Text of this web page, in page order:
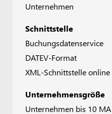
Unternehmen
Schnittstelle
Buchungsdatenservice
DATEV-Format
XML-Schnittstelle online
Unternehmensgröße
Unternehmen bis 10 MA